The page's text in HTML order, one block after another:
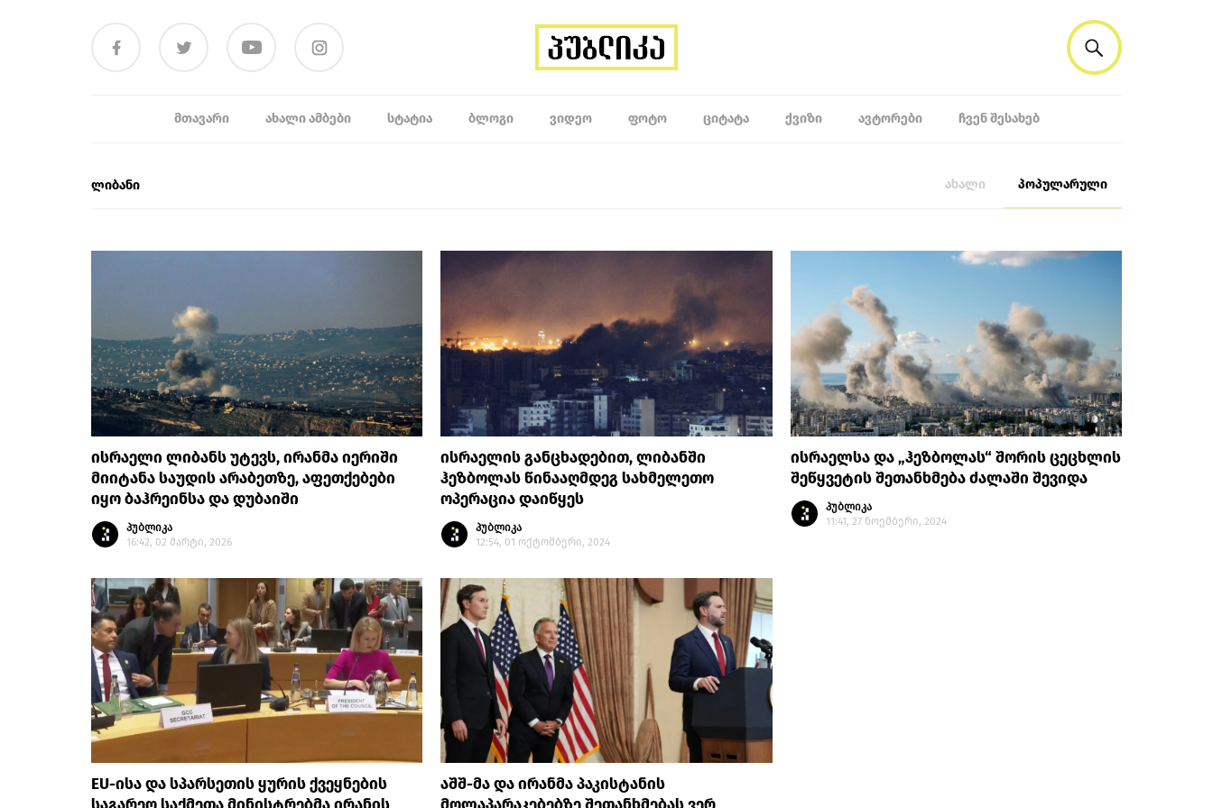
ᲛᲗᲐᲕᲐᲠᲘ ᲐᲮᲐᲚᲘ ᲐᲛᲑᲔᲑᲘ ᲡᲢᲐᲢᲘᲐ ᲑᲚᲝᲒᲘ ᲕᲘᲓᲔᲝ ᲤᲝᲢᲝ ᲪᲘᲢᲐᲢᲐ ᲥᲕᲘᲖᲘ ᲐᲕᲢᲝᲠᲔᲑᲘ ᲩᲕᲔᲜ ᲨᲔᲡᲐᲮᲔᲑ
ლიბანი ახალი პოპულარული
ისრაელი ლიბანს უტევს, ირანმა იერიში
მიიტანა საუდის არაბეთზე, აფეთქებები
იყო ბაჰრეინსა და დუბაიში
პუბლიკა
16:42, 02 მარტი, 2026
ისრაელის განცხადებით, ლიბანში
ჰეზბოლას წინააღმდეგ სახმელეთო
ოპერაცია დაიწყეს
პუბლიკა
12:54, 01 ოქტომბერი, 2024
ისრაელსა და „ჰეზბოლას“ შორის ცეცხლის
შეწყვეტის შეთანხმება ძალაში შევიდა
პუბლიკა
11:41, 27 ნოემბერი, 2024
EU-ისა და სპარსეთის ყურის ქვეყნების
აშშ-მა და ირანმა პაკისტანის